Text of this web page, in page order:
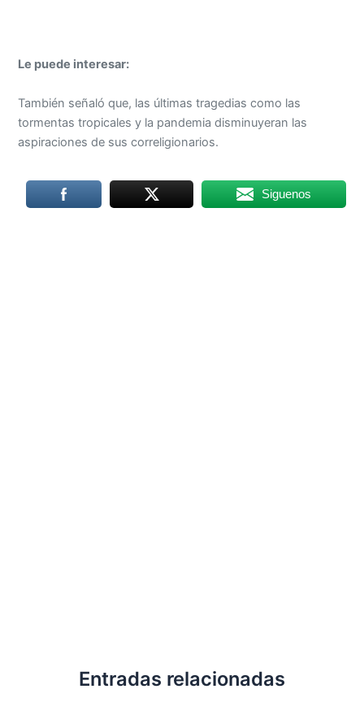
Le puede interesar:
También señaló que, las últimas tragedias como las
tormentas tropicales y la pandemia disminuyeran las
aspiraciones de sus correligionarios.
Siguenos
Entradas relacionadas